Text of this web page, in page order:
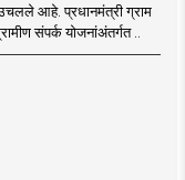
आहे. प्रधानमंत्री ग्राम
संपर्क योजनांअंतर्गत ..